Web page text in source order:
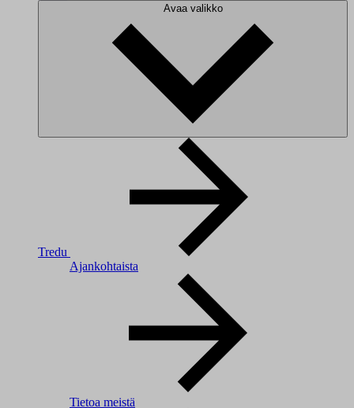
Avaa valikko
Tredu
Ajankohtaista
Tietoa meistä